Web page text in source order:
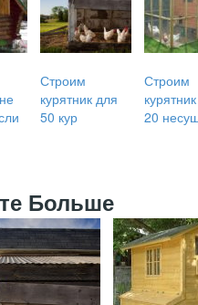
Строим
курятник для
50 кур
Строим
20
Больше